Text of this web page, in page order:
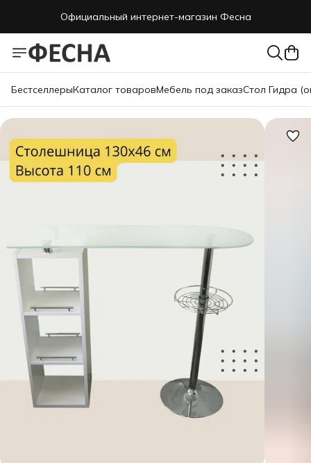
Официальный интернет-магазин Фесна
БестселлерыКаталог товаровМебель под заказСтол Гидра